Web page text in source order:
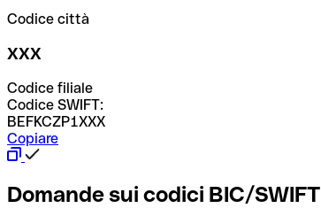
Codice città
XXX
Codice filiale
Codice SWIFT:
BEFKCZP1XXX
Copiare
Domande sui codici BIC/SWIFT